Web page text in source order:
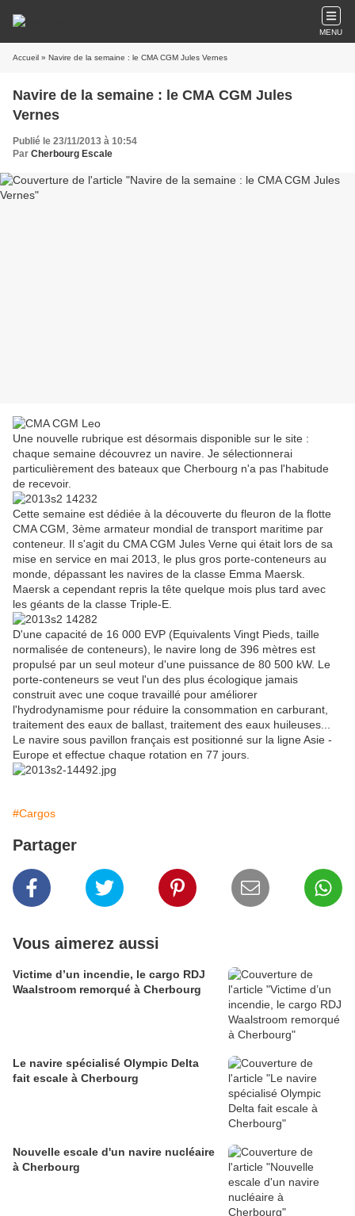
MENU
Accueil » Navire de la semaine : le CMA CGM Jules Vernes
Navire de la semaine : le CMA CGM Jules
Vernes
Publié le 23/11/2013 à 10:54
Par Cherbourg Escale
Une nouvelle rubrique est désormais disponible sur le site :
chaque semaine découvrez un navire. Je sélectionnerai
particulièrement des bateaux que Cherbourg n'a pas l'habitude
de recevoir.
Cette semaine est dédiée à la découverte du fleuron de la flotte
CMA CGM, 3ème armateur mondial de transport maritime par
conteneur. Il s'agit du CMA CGM Jules Verne qui était lors de sa
mise en service en mai 2013, le plus gros porte-conteneurs au
monde, dépassant les navires de la classe Emma Maersk.
Maersk a cependant repris la tête quelque mois plus tard avec
les géants de la classe Triple-E.
D'une capacité de 16 000 EVP (Equivalents Vingt Pieds, taille
normalisée de conteneurs), le navire long de 396 mètres est
propulsé par un seul moteur d'une puissance de 80 500 kW. Le
porte-conteneurs se veut l'un des plus écologique jamais
construit avec une coque travaillé pour améliorer
l'hydrodynamisme pour réduire la consommation en carburant,
traitement des eaux de ballast, traitement des eaux huileuses...
Le navire sous pavillon français est positionné sur la ligne Asie -
Europe et effectue chaque rotation en 77 jours.
#Cargos
Partager
Vous aimerez aussi
Victime d’un incendie, le cargo RDJ
Waalstroom remorqué à Cherbourg
Le navire spécialisé Olympic Delta
fait escale à Cherbourg
Nouvelle escale d'un navire nucléaire
à Cherbourg